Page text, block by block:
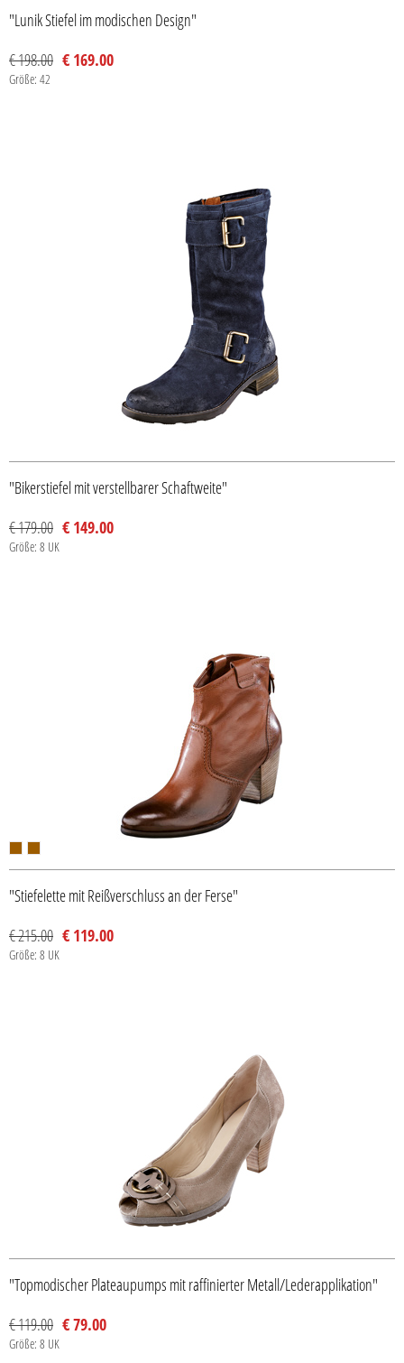
"Lunik Stiefel im modischen Design"
€ 198.00 € 169.00
Größe: 42
"Bikerstiefel mit verstellbarer Schaftweite"
€ 179.00 € 149.00
Größe: 8 UK
"Stiefelette mit Reißverschluss an der Ferse"
€ 215.00 € 119.00
Größe: 8 UK
"Topmodischer Plateaupumps mit raffinierter Metall/Lederapplikation"
€ 119.00 € 79.00
Größe: 8 UK